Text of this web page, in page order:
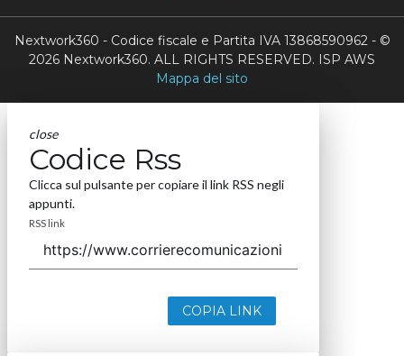
Nextwork360 - Codice fiscale e Partita IVA 13868590962 - ©
2026 Nextwork360. ALL RIGHTS RESERVED. ISP AWS
Mappa del sito
close
Codice Rss
Clicca sul pulsante per copiare il link RSS negli
appunti.
RSS link
COPIA LINK